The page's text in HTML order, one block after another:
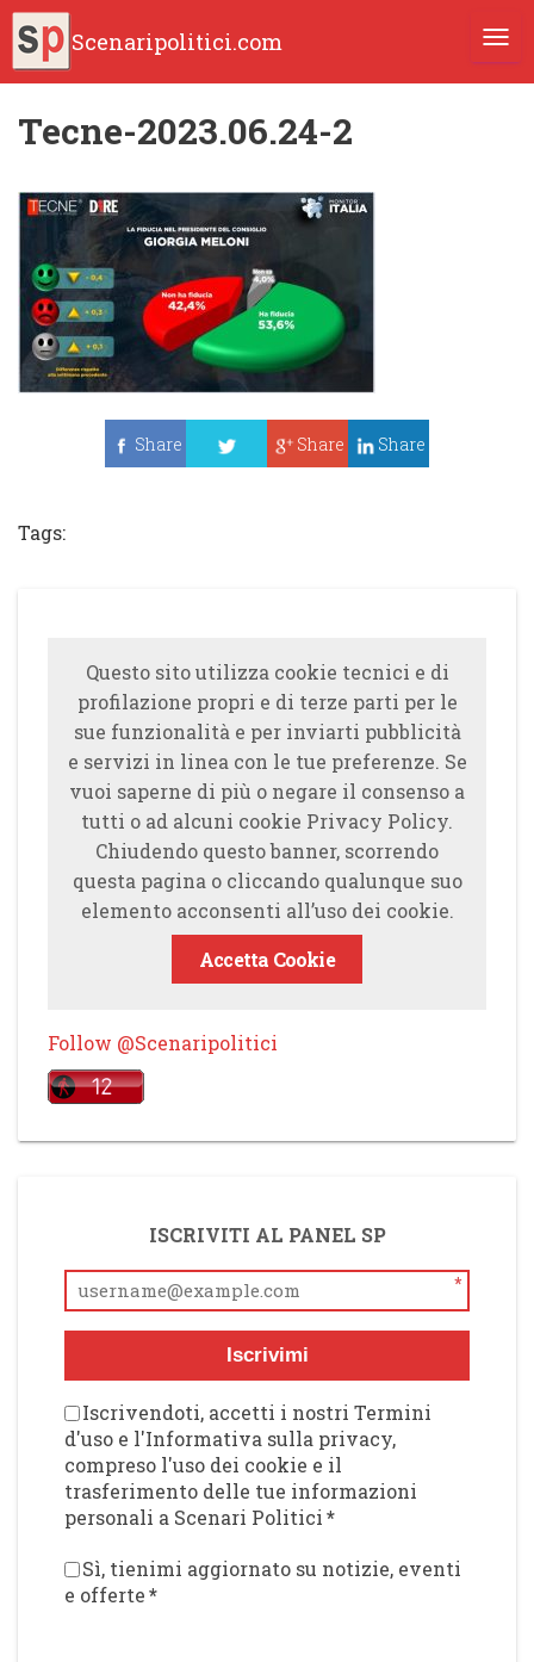
Scenaripolitici.com
Tecne-2023.06.24-2
Share
Share Share
Tags:
Questo sito utilizza cookie tecnici e di
profilazione propri e di terze parti per le
sue funzionalità e per inviarti pubblicità
e servizi in linea con le tue preferenze. Se
vuoi saperne di più o negare il consenso a
tutti o ad alcuni cookie Privacy Policy.
Chiudendo questo banner, scorrendo
questa pagina o cliccando qualunque suo
elemento acconsenti all’uso dei cookie.
Accetta Cookie
Follow @Scenaripolitici
ISCRIVITI AL PANEL SP
*
Iscrivimi
Iscrivendoti, accetti i nostri Termini
d'uso e l'Informativa sulla privacy,
compreso l'uso dei cookie e il
trasferimento delle tue informazioni
personali a Scenari Politici*
Sì, tienimi aggiornato su notizie, eventi
e offerte*